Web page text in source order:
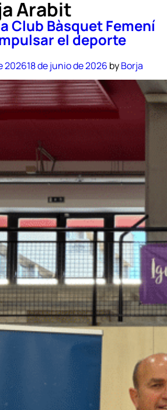
Arabit
Club Bàsquet Femení
el deporte
202618 de junio de 2026 byBorja